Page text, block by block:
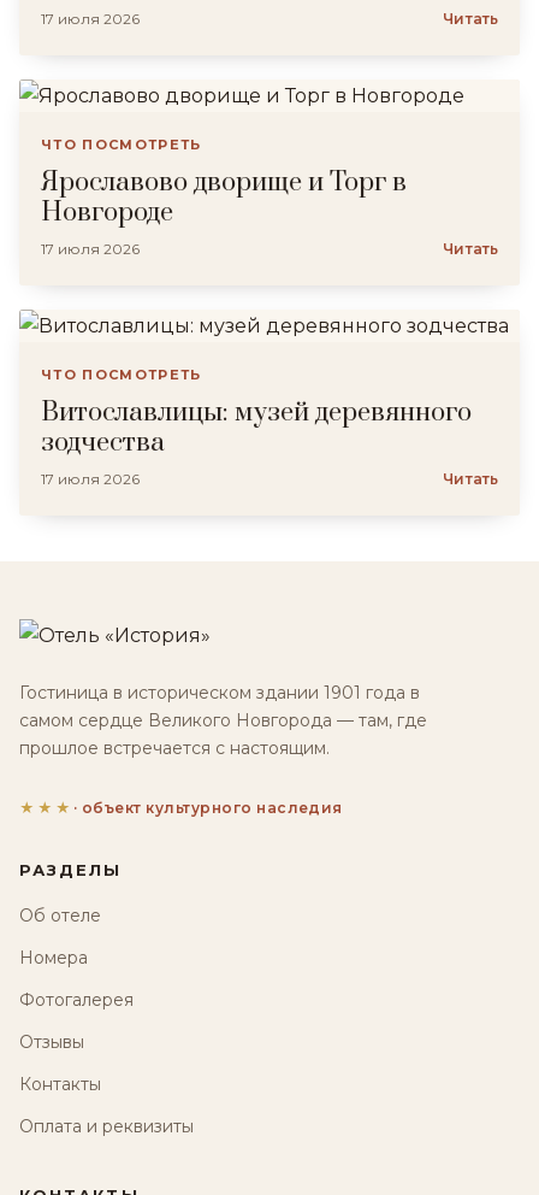
17 июля 2026 Читать
ЧТО ПОСМОТРЕТЬ
Ярославово дворище и Торг в
Новгороде
17 июля 2026 Читать
ЧТО ПОСМОТРЕТЬ
Витославлицы: музей деревянного
зодчества
17 июля 2026 Читать
Гостиница в историческом здании 1901 года в
самом сердце Великого Новгорода — там, где
прошлое встречается с настоящим.
★★★ · объект культурного наследия
РАЗДЕЛЫ
Об отеле
Номера
Фотогалерея
Отзывы
Контакты
Оплата и реквизиты